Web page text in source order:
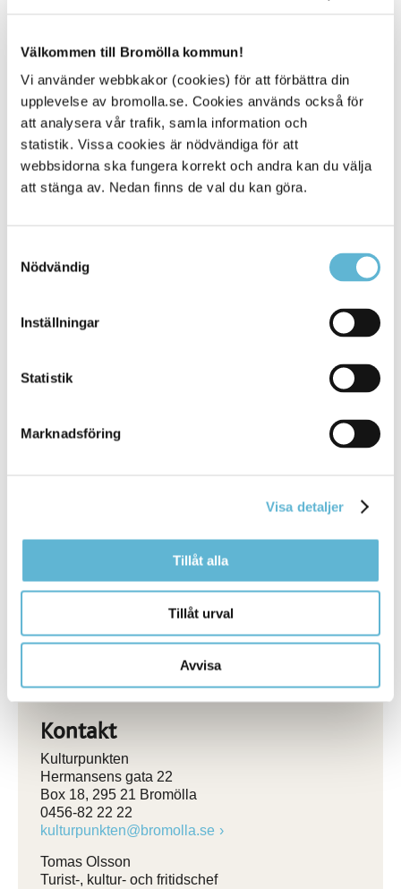
Välkommen till Bromölla kommun!
Vi använder webbkakor (cookies) för att förbättra din
upplevelse av bromolla.se. Cookies används också för
att analysera vår trafik, samla information och
statistik. Vissa cookies är nödvändiga för att
webbsidorna ska fungera korrekt och andra kan du välja
att stänga av. Nedan finns de val du kan göra.
Nödvändig
Inställningar
Statistik
Marknadsföring
Visa detaljer
Tillåt alla
Tillåt urval
Avvisa
Kulturprogrammet ger en överblick av kommunens
kulturaktiviteter för barn, unga och vuxna.
Kulturpunkten på Facebook
Under Kulturpunktens tak kan du besöka biblioteket
och turistbyrån samt uppleva och skapa kultur i olika
Följ oss på Facebook
Kontakt
Kulturpunkten
Hermansens gata 22
Box 18, 295 21 Bromölla
0456-82 22 22
kulturpunkten@bromolla.se
Tomas Olsson
Turist-, kultur- och fritidschef